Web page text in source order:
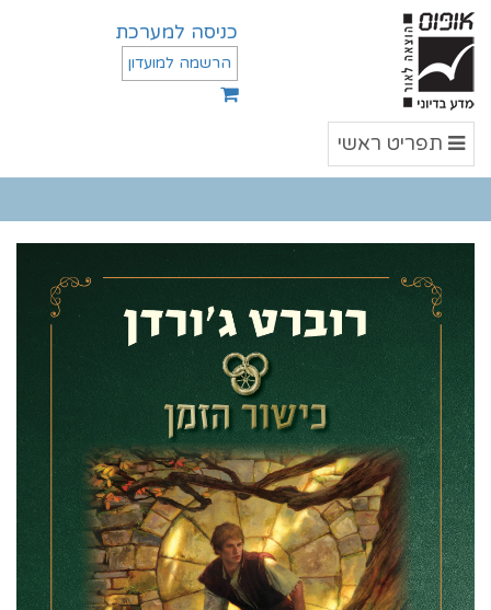
כניסה למערכת
הרשמה למועדון
תפריט
ראשי
תפריט ראשי